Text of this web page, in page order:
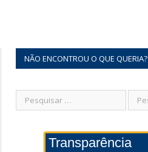
NÃO ENCONTROU O QUE QUERIA?
Transparência